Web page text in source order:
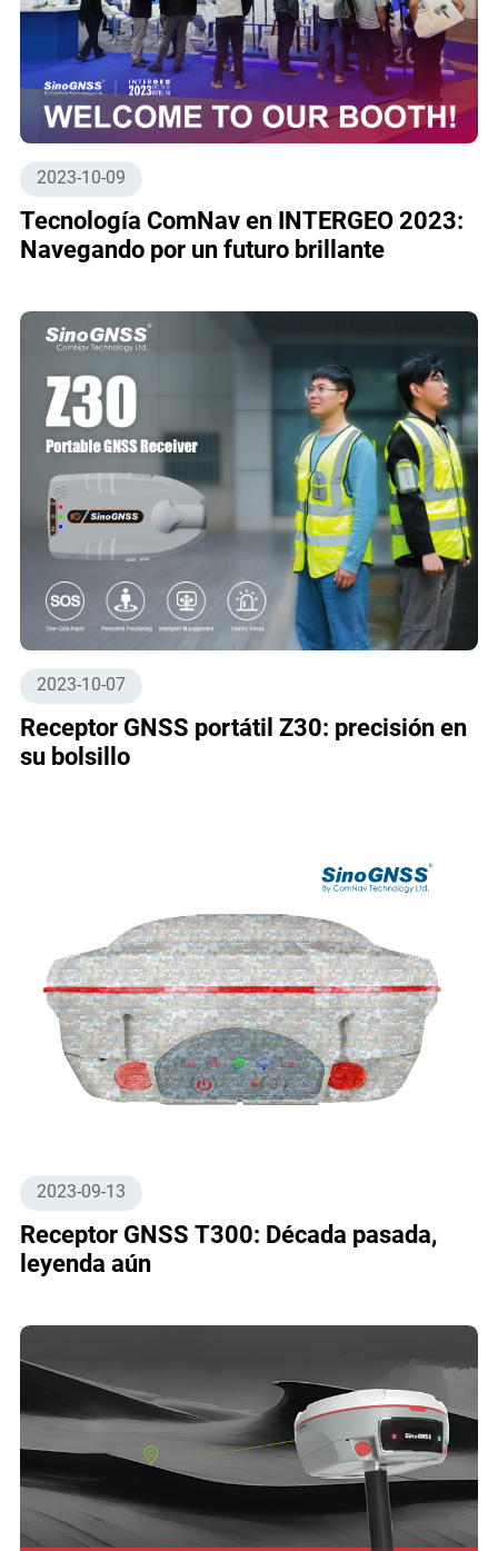
2023-10-09
Tecnología ComNav en INTERGEO 2023:
Navegando por un futuro brillante
2023-10-07
Receptor GNSS portátil Z30: precisión en
su bolsillo
2023-09-13
Receptor GNSS T300: Década pasada,
leyenda aún